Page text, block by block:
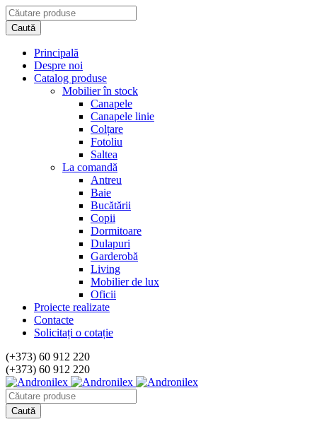
Principală
Despre noi
Catalog produse
Mobilier în stock
Canapele
Canapele linie
Colțare
Fotoliu
Saltea
La comandă
Antreu
Baie
Bucătării
Copii
Dormitoare
Dulapuri
Garderobă
Living
Mobilier de lux
Oficii
Proiecte realizate
Contacte
Solicitați o cotație
(+373) 60 912 220
(+373) 60 912 220